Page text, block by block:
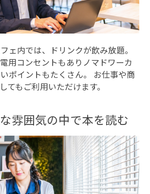
ェ内では、ドリンクが飲み放題。
用コンセントもありノマドワーカ
ポイントもたくさん。 お仕事や商
てもご利用いただけます。
雰囲気の中で本を読む